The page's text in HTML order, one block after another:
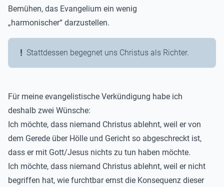
Bemühen, das Evangelium ein wenig
„harmonischer“ darzustellen.
Stattdessen begegnet uns Christus als Richter.
Für meine evangelistische Verkündigung habe ich
deshalb zwei Wünsche:
Ich möchte, dass niemand Christus ablehnt, weil er von
dem Gerede über Hölle und Gericht so abgeschreckt ist,
dass er mit Gott/Jesus nichts zu tun haben möchte.
Ich möchte, dass niemand Christus ablehnt, weil er nicht
begriffen hat, wie furchtbar ernst die Konsequenz dieser